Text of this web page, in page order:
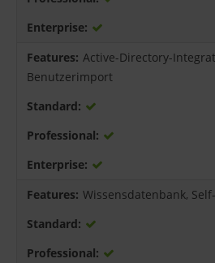
Active-Directory-
Benutzerimport
Wissensdatenbank,